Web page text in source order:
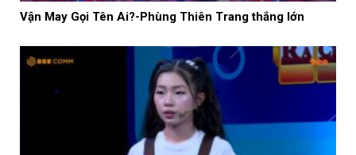
Vận May Gọi Tên Ai?-Phùng Thiên Trang thắng lớn